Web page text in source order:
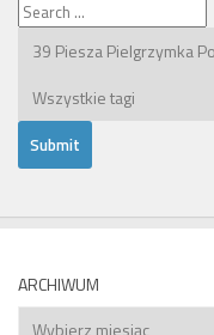
ARCHIWUM
Archiwum